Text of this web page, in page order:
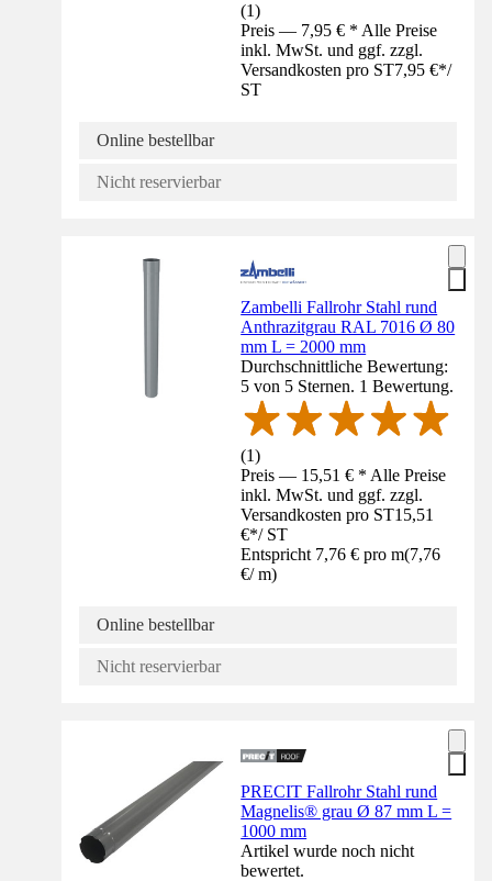
(1)
Preis — 7,95 € * Alle Preise
inkl. MwSt. und ggf. zzgl.
Versandkosten pro ST7,95 €*/
ST
Online bestellbar
Nicht reservierbar
Zambelli Fallrohr Stahl rund
Anthrazitgrau RAL 7016 Ø 80
mm L = 2000 mm
Durchschnittliche Bewertung:
5 von 5 Sternen. 1 Bewertung.
(1)
Preis — 15,51 € * Alle Preise
inkl. MwSt. und ggf. zzgl.
Versandkosten pro ST15,51
€*/ ST
Entspricht 7,76 € pro m(7,76
€/ m)
Online bestellbar
Nicht reservierbar
PRECIT Fallrohr Stahl rund
Magnelis® grau Ø 87 mm L =
1000 mm
Artikel wurde noch nicht
bewertet.